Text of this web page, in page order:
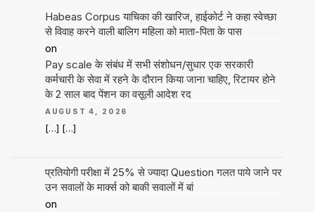
Habeas Corpus याचिका की खारिज, हाईकोर्ट ने कहा स्वेच्छा
से विवाह करने वाली बालिग महिला को माता-पिता के पास
on
Pay scale के संबंध में सभी संशोधन/सुधार एक सरकारी
कर्मचारी के सेवा में रहने के दौरान किया जाना चाहिए, रिटायर होने
के 2 साल बाद पेंशन का वसूली आदेश रद
AUGUST 4, 2026
[…] […]
प्रतियोगी परीक्षा में 25% से ज्यादा Question गलत पाये जाने पर
उन सवालों के मार्क्स को बाकी सवालों में बां
on